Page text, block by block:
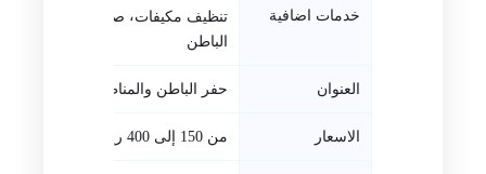
خدمات اضافية تنظيف مكيفات، صيانة مكيفات
الباطن
العنوان حفر الباطن والمناطق المجاورة
الاسعار من 150 إلى 400 ريال